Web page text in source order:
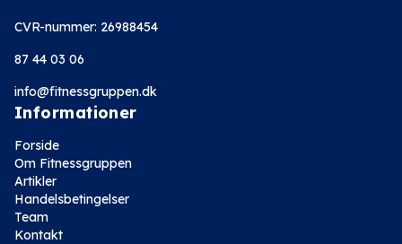
CVR-nummer: 26988454
87 44 03 06
info@fitnessgruppen.dk
Informationer
Forside
Om Fitnessgruppen
Artikler
Handelsbetingelser
Team
Kontakt